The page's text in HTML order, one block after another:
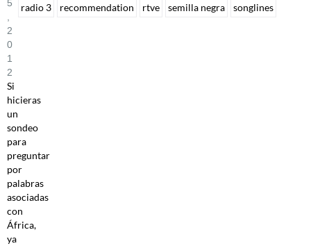
5
2
0
1
2
Si
hicieras
un
sondeo
para
preguntar
por
palabras
asociadas
con
África,
ya
radio 3
recommendation rtve semilla negra songlines